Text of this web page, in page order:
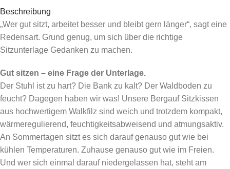
Beschreibung
„Wer gut sitzt, arbeitet besser und bleibt gern länger“, sagt eine
Redensart. Grund genug, um sich über die richtige
Sitzunterlage Gedanken zu machen.
Gut sitzen – eine Frage der Unterlage.
Der Stuhl ist zu hart? Die Bank zu kalt? Der Waldboden zu
feucht? Dagegen haben wir was! Unsere Bergauf Sitzkissen
aus hochwertigem Walkfilz sind weich und trotzdem kompakt,
wärmeregulierend, feuchtigkeitsabweisend und atmungsaktiv.
An Sommertagen sitzt es sich darauf genauso gut wie bei
kühlen Temperaturen. Zuhause genauso gut wie im Freien.
Und wer sich einmal darauf niedergelassen hat, steht am